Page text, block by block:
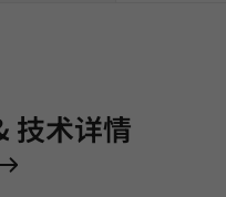
技术详情